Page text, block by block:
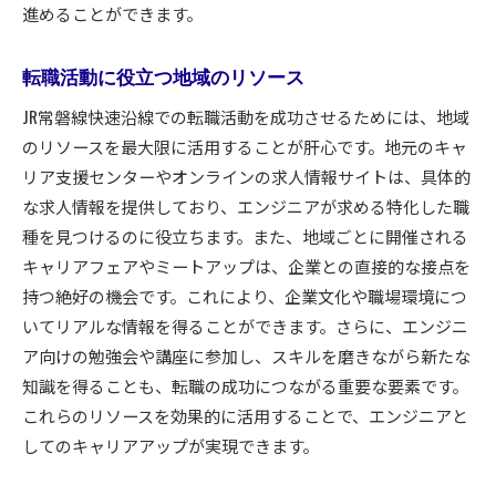
進めることができます。
転職活動に役立つ地域のリソース
JR常磐線快速沿線での転職活動を成功させるためには、地域
のリソースを最大限に活用することが肝心です。地元のキャ
リア支援センターやオンラインの求人情報サイトは、具体的
な求人情報を提供しており、エンジニアが求める特化した職
種を見つけるのに役立ちます。また、地域ごとに開催される
キャリアフェアやミートアップは、企業との直接的な接点を
持つ絶好の機会です。これにより、企業文化や職場環境につ
いてリアルな情報を得ることができます。さらに、エンジニ
ア向けの勉強会や講座に参加し、スキルを磨きながら新たな
知識を得ることも、転職の成功につながる重要な要素です。
これらのリソースを効果的に活用することで、エンジニアと
してのキャリアアップが実現できます。